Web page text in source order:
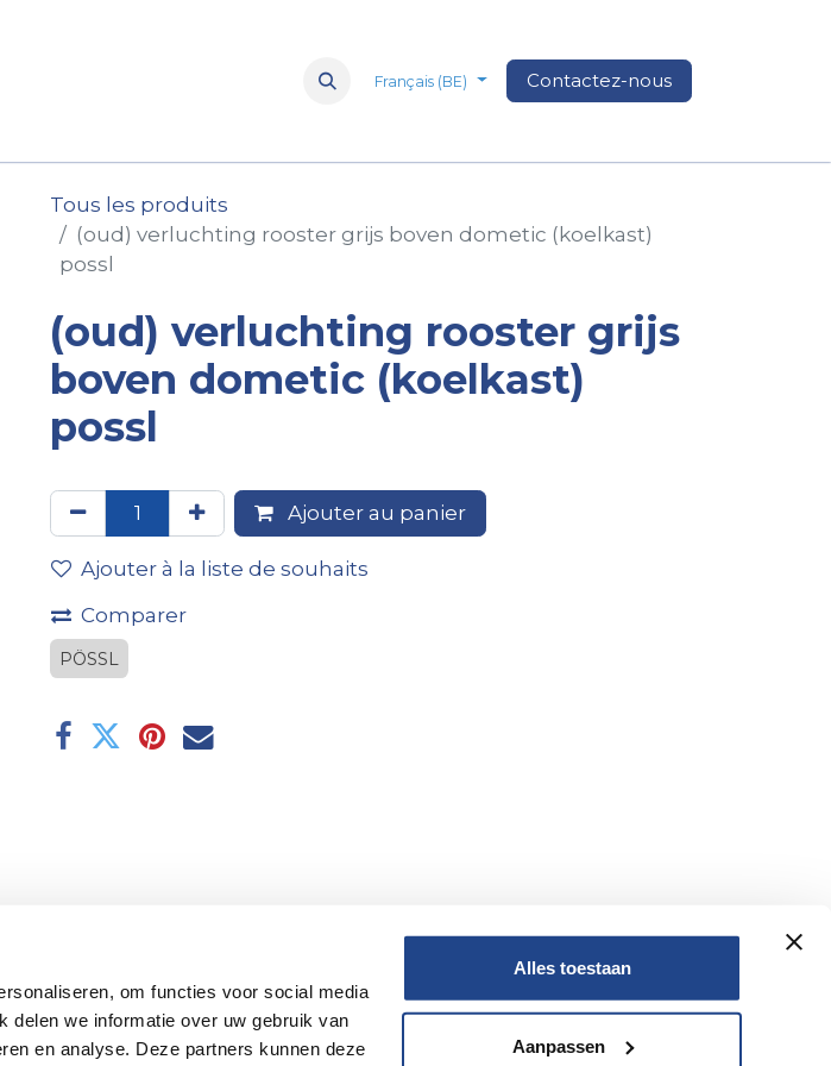
om functies voor social media
delen we informatie over uw gebruik van
en analyse. Deze partners kunnen deze
Alles toestaan
Aanpassen
Nos marques à propos de nous Médias
Français (BE) Contactez-nous
Tous les produits
(oud) verluchting rooster grijs boven dometic (koelkast)
possl
(oud) verluchting rooster grijs
boven dometic (koelkast)
possl
Ajouter au panier
Ajouter à la liste de souhaits
Comparer
PÖSSL
Non